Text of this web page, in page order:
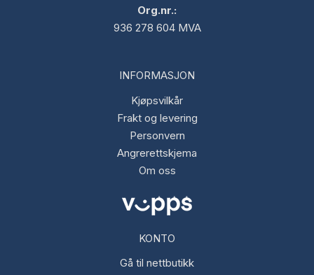
Org.nr.:
936 278 604 MVA
INFORMASJON
Kjøpsvilkår
Frakt og levering
Personvern
Angrerettskjema
Om oss
KONTO
Gå til nettbutikk